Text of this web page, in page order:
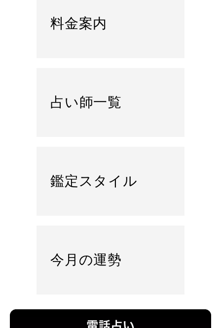
料金案内
占い師一覧
鑑定スタイル
今月の運勢